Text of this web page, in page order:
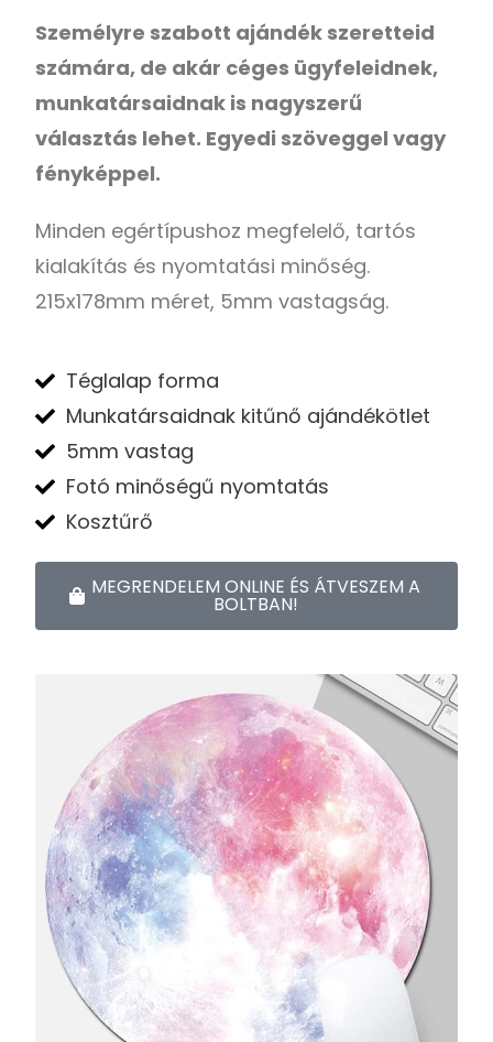
Személyre szabott ajándék szeretteid
számára, de akár céges ügyfeleidnek,
munkatársaidnak is nagyszerű
választás lehet. Egyedi szöveggel vagy
fényképpel.
Minden egértípushoz megfelelő, tartós
kialakítás és nyomtatási minőség.
215x178mm méret, 5mm vastagság.
Téglalap forma
Munkatársaidnak kitűnő ajándékötlet
5mm vastag
Fotó minőségű nyomtatás
Kosztűrő
MEGRENDELEM ONLINE ÉS ÁTVESZEM A
BOLTBAN!